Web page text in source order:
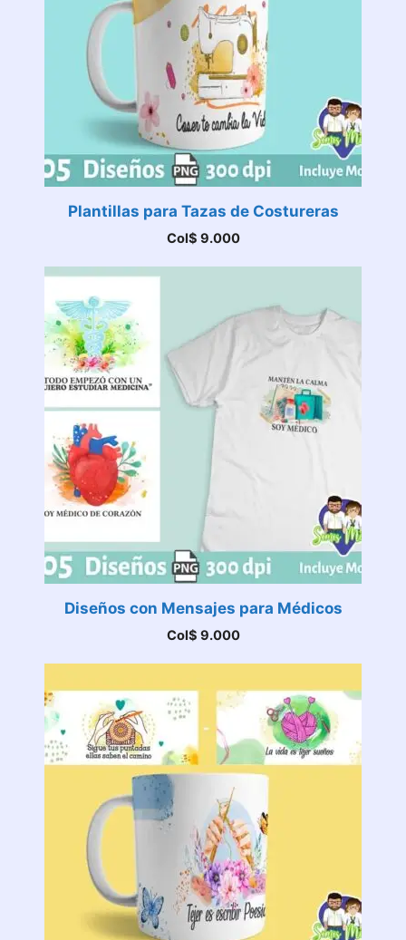
Plantillas para Tazas de Costureras
Col$ 9.000
Diseños con Mensajes para Médicos
Col$ 9.000